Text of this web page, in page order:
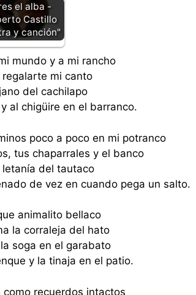
el alba -
Castillo
y canción"
mundo y a mi rancho
mi canto
del cachilapo
al chigüire en el barranco.
poco a poco en mi potranco
tus chaparrales y el banco
del tautaco
de vez en cuando pega un salto.
animalito bellaco
la corraleja del hato
soga en el garabato
y la tinaja en el patio.
recuerdos intactos